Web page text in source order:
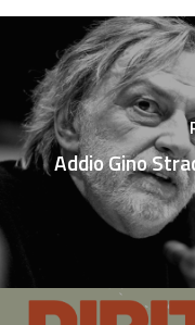
Addio Gino